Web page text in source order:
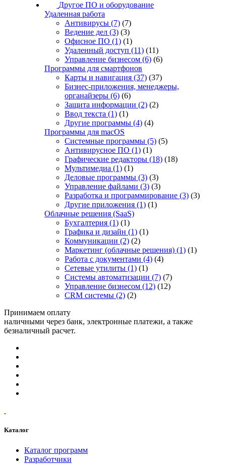
Другое ПО и оборудование
Удаленная работа
Антивирусы (7) (7)
Ведение дел (3) (3)
Офисное ПО (1) (1)
Удаленный доступ (11) (11)
Управление бизнесом (6) (6)
Программы для смартфонов
Карты и навигация (37) (37)
Бизнес-приложения, менеджеры,
органайзеры (6) (6)
Защита информации (2) (2)
Ввод текста (1) (1)
Другие программы (4) (4)
Программы для macOS
Системные программы (5) (5)
Антивирусное ПО (1) (1)
Графические редакторы (18) (18)
Мультимедиа (1) (1)
Деловые программы (3) (3)
Управление файлами (3) (3)
Разработка и программирование (3) (3)
Другие приложения (1) (1)
Облачные решения (SaaS)
Бухгалтерия (1) (1)
Графика и дизайн (1) (1)
Коммуникации (2) (2)
Маркетинг (облачные решения) (1) (1)
Работа с документами (4) (4)
Сетевые утилиты (1) (1)
Системы автоматизации (7) (7)
Управление бизнесом (12) (12)
CRM системы (2) (2)
Принимаем оплату
наличными через банк, электронные платежи, а также
безналичный расчет.
Каталог
Каталог программ
Разработчики